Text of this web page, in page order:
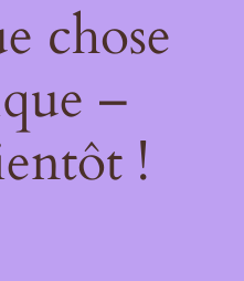
chose
–
!